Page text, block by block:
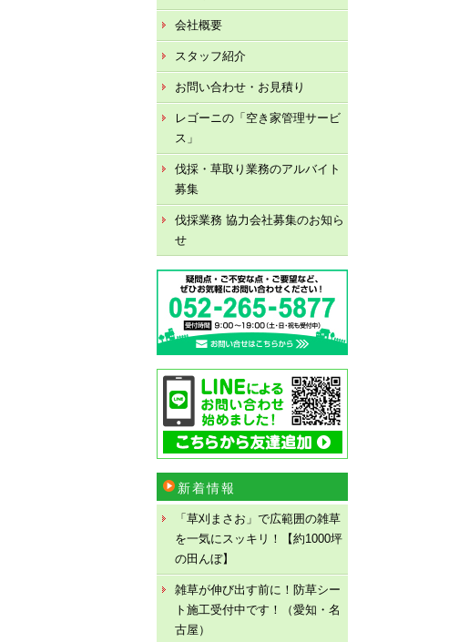
会社概要
スタッフ紹介
お問い合わせ・お見積り
レゴーニの「空き家管理サービ
ス」
伐採・草取り業務のアルバイト
募集
伐採業務 協力会社募集のお知ら
せ
新着情報
「草刈まさお」で広範囲の雑草
を一気にスッキリ！【約1000坪
の田んぼ】
雑草が伸び出す前に！防草シー
ト施工受付中です！（愛知・名
古屋）